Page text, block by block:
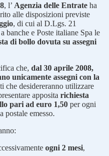
, l’ Agenzia delle Entrate ha
alle disposizioni previste
, di cui al D.Lgs. 21
banche e Poste italiane Spa le
di bollo dovuta su assegni
che, dal 30 aprile 2008,
unicamente assegni con la
che desidereranno utilizzare
apposita richiesta
pari ad euro 1,50 per ogni
postale emesso.
ogni 2 mesi,